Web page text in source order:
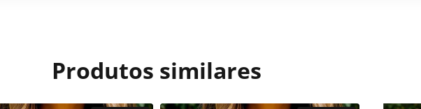
Produtos similares